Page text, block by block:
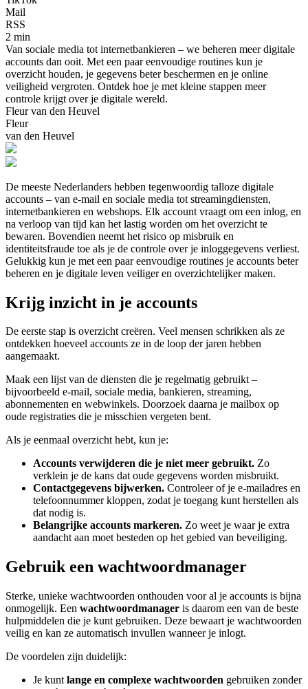
Mail
RSS
2 min
Van sociale media tot internetbankieren – we beheren meer digitale
accounts dan ooit. Met een paar eenvoudige routines kun je
overzicht houden, je gegevens beter beschermen en je online
veiligheid vergroten. Ontdek hoe je met kleine stappen meer
controle krijgt over je digitale wereld.
Fleur van den Heuvel
Fleur
van den Heuvel
De meeste Nederlanders hebben tegenwoordig talloze digitale
accounts – van e-mail en sociale media tot streamingdiensten,
internetbankieren en webshops. Elk account vraagt om een inlog, en
na verloop van tijd kan het lastig worden om het overzicht te
bewaren. Bovendien neemt het risico op misbruik en
identiteitsfraude toe als je de controle over je inloggegevens verliest.
Gelukkig kun je met een paar eenvoudige routines je accounts beter
beheren en je digitale leven veiliger en overzichtelijker maken.
Krijg inzicht in je accounts
De eerste stap is overzicht creëren. Veel mensen schrikken als ze
ontdekken hoeveel accounts ze in de loop der jaren hebben
aangemaakt.
Maak een lijst van de diensten die je regelmatig gebruikt –
bijvoorbeeld e-mail, sociale media, bankieren, streaming,
abonnementen en webwinkels. Doorzoek daarna je mailbox op
oude registraties die je misschien vergeten bent.
Als je eenmaal overzicht hebt, kun je:
Accounts verwijderen die je niet meer gebruikt. Zo
verklein je de kans dat oude gegevens worden misbruikt.
Contactgegevens bijwerken. Controleer of je e-mailadres en
telefoonnummer kloppen, zodat je toegang kunt herstellen als
dat nodig is.
Belangrijke accounts markeren. Zo weet je waar je extra
aandacht aan moet besteden op het gebied van beveiliging.
Gebruik een wachtwoordmanager
Sterke, unieke wachtwoorden onthouden voor al je accounts is bijna
onmogelijk. Een wachtwoordmanager is daarom een van de beste
hulpmiddelen die je kunt gebruiken. Deze bewaart je wachtwoorden
veilig en kan ze automatisch invullen wanneer je inlogt.
De voordelen zijn duidelijk:
Je kunt lange en complexe wachtwoorden gebruiken zonder